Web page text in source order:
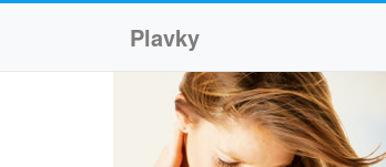
Plavky